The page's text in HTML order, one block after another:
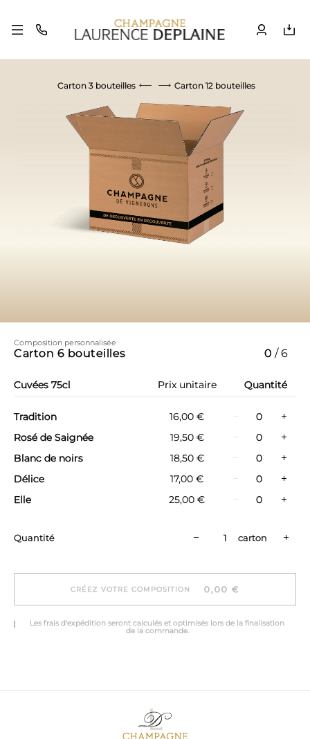
Carton 3 bouteilles Carton 12 bouteilles
Composition personnalisée
Carton 6 bouteilles 0 /6
Cuvées 75cl Prix unitaire Quantité
Tradition
16,00 €
Rosé de Saignée
19,50 €
Blanc de noirs
18,50 €
Délice
17,00 €
Elle
25,00 €
Quantité carton
CRÉEZ VOTRE COMPOSITION 0,00 €
Les frais d'expédition seront calculés et optimisés lors de la finalisation
de la commande.